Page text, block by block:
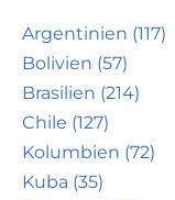
Argentinien (117)
Bolivien (57)
Brasilien (214)
Chile (127)
Kolumbien (72)
Kuba (35)